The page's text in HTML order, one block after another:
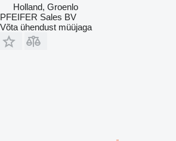
Holland, Groenlo
PFEIFER Sales BV
Võta ühendust müüjaga